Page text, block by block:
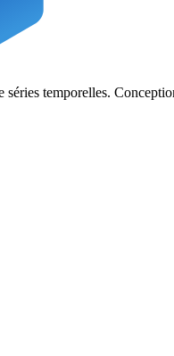
temporelles.